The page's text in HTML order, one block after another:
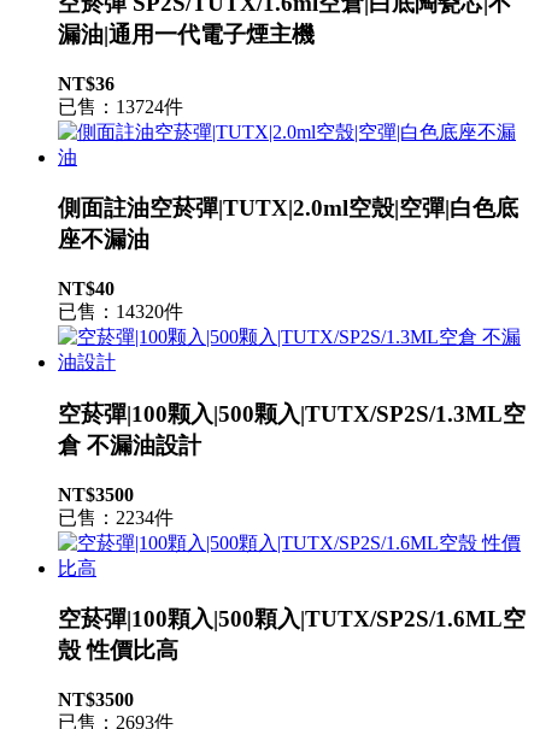
漏油|通用一代電子煙主機
NT$36
已售：13724件
側面註油空菸彈|TUTX|2.0ml空殼|空彈|白色底
座不漏油
NT$40
已售：14320件
空菸彈|100颗入|500颗入|TUTX/SP2S/1.3ML空
倉 不漏油設計
NT$3500
已售：2234件
空菸彈|100顆入|500顆入|TUTX/SP2S/1.6ML空
殼 性價比高
NT$3500
已售：2693件